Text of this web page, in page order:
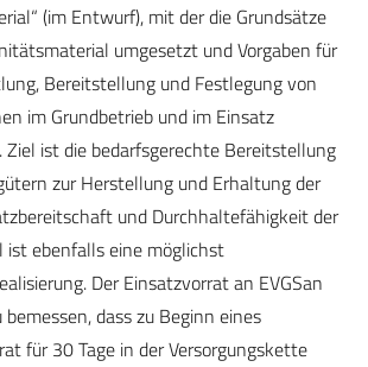
(im Entwurf), mit der die Grundsätze
umgesetzt und Vorgaben für
Bereitstellung und Festlegung von
im Grundbetrieb und im Einsatz
ist die bedarfsgerechte Bereitstellung
zur Herstellung und Erhaltung der
und Durchhaltefähigkeit der
ist ebenfalls eine möglichst
Der Einsatzvorrat an EVGSan
dass zu Beginn eines
für 30 Tage in der Versorgungskette